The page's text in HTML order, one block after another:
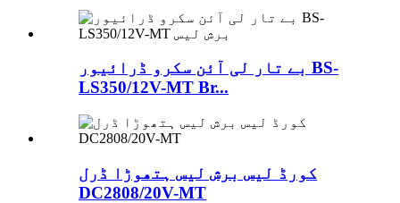
بے تار لی آئن سکرو ڈرائیور BS-
LS350/12V-MT Br...
کورڈ لیس برش لیس ہتھوڑا ڈرل
DC2808/20V-MT